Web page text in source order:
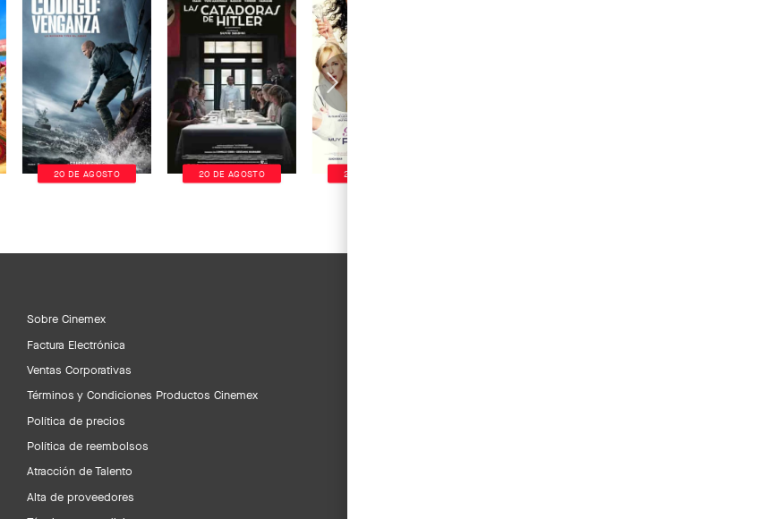
20 DE AGOSTO 20 DE AGOSTO 20 DE AGOSTO
Sobre Cinemex
Factura Electrónica
Ventas Corporativas
Términos y Condiciones Productos Cinemex
Política de precios
Política de reembolsos
Atracción de Talento
Alta de proveedores